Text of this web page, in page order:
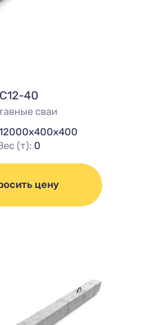
С12-40
сваи
(т): 0
цену